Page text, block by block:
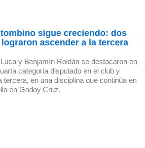
sigue creciendo: dos
ascender a la tercera
y Benjamín Roldán se destacaron en
categoría disputado en el club y
tercera, en una disciplina que continúa en
en Godoy Cruz.